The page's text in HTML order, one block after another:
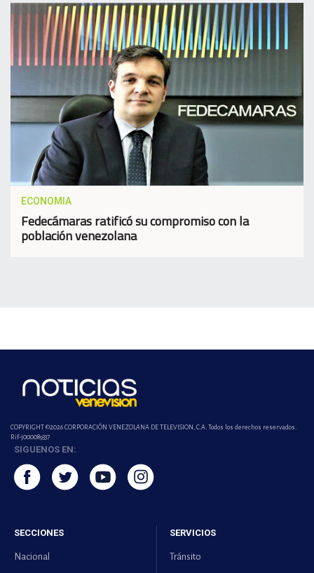
ECONOMIA
Fedecámaras ratificó su compromiso con la
población venezolana
COPYRIGHT ©2026 CORPORACIÓN VENEZOLANA DE TELEVISION, C.A. Todos los derechos reservados.
Rif-j000089337
SIGUENOS EN:
SECCIONES
Nacional
SERVICIOS
Tránsito